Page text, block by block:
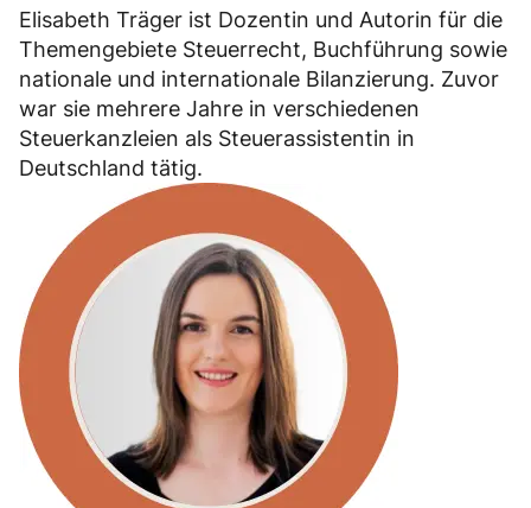
Elisabeth Träger ist Dozentin und Autorin für die
Themengebiete Steuerrecht, Buchführung sowie
nationale und internationale Bilanzierung. Zuvor
war sie mehrere Jahre in verschiedenen
Steuerkanzleien als Steuerassistentin in
Deutschland tätig.